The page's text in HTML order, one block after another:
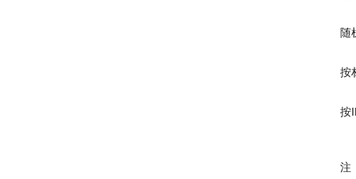
随
按
按
注